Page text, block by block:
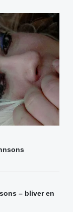
– bliver en